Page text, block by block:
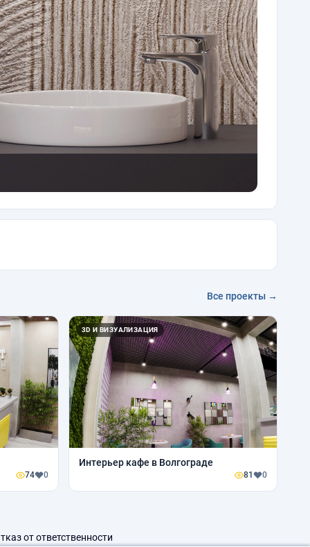
Все проекты →
74 0
3D И ВИЗУАЛИЗАЦИЯ
Интерьер кафе в Волгограде
81 0
от ответственности